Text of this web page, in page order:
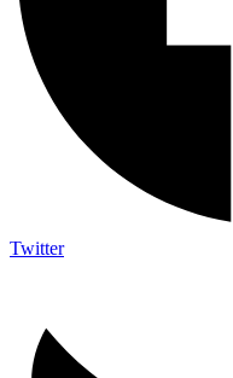
Twitter